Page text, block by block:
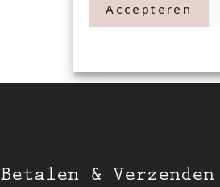
Accepteren
Betalen & Verzenden